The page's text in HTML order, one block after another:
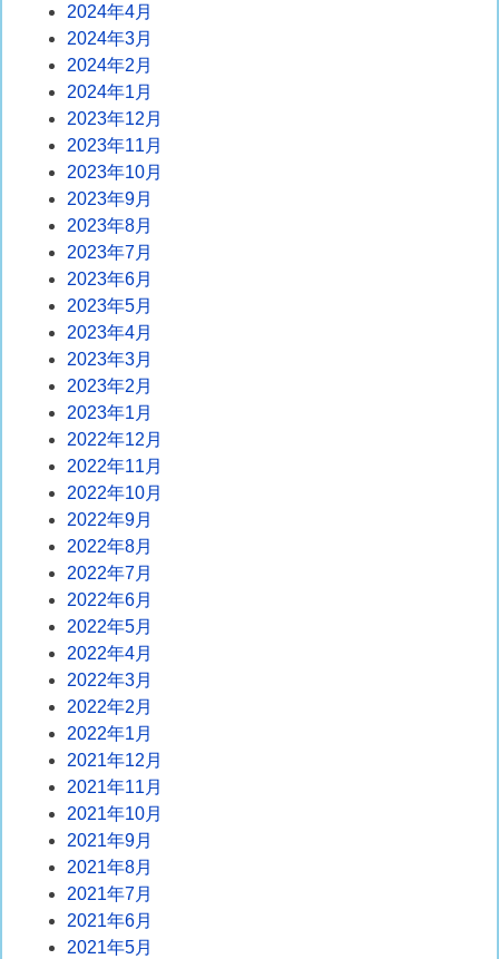
2024年4月
2024年3月
2024年2月
2024年1月
2023年12月
2023年11月
2023年10月
2023年9月
2023年8月
2023年7月
2023年6月
2023年5月
2023年4月
2023年3月
2023年2月
2023年1月
2022年12月
2022年11月
2022年10月
2022年9月
2022年8月
2022年7月
2022年6月
2022年5月
2022年4月
2022年3月
2022年2月
2022年1月
2021年12月
2021年11月
2021年10月
2021年9月
2021年8月
2021年7月
2021年6月
2021年5月